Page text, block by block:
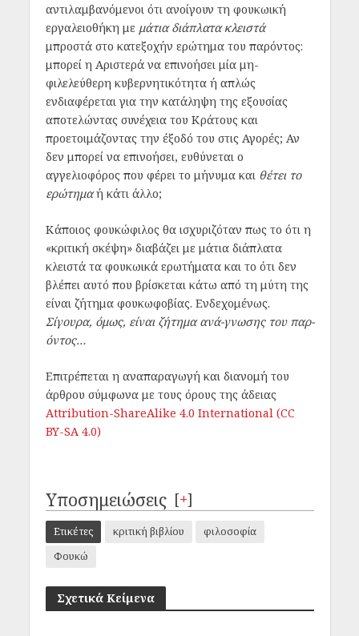
αντιλαμβανόμενοι ότι ανοίγουν τη φουκωική
εργαλειοθήκη με μάτια διάπλατα κλειστά
μπροστά στο κατεξοχήν ερώτημα του παρόντος:
μπορεί η Αριστερά να επινοήσει μία μη-
φιλελεύθερη κυβερνητικότητα ή απλώς
ενδιαφέρεται για την κατάληψη της εξουσίας
αποτελώντας συνέχεια του Κράτους και
προετοιμάζοντας την έξοδό του στις Αγορές; Αν
δεν μπορεί να επινοήσει, ευθύνεται ο
αγγελιοφόρος που φέρει το μήνυμα και θέτει το
ερώτημαή κάτι άλλο;
Κάποιος φουκώφιλος θα ισχυριζόταν πως το ότι η
«κριτική σκέψη» διαβάζει με μάτια διάπλατα
κλειστά τα φουκωικά ερωτήματα και το ότι δεν
βλέπει αυτό που βρίσκεται κάτω από τη μύτη της
είναι ζήτημα φουκωφοβίας. Ενδεχομένως.
Σίγουρα, όμως, είναι ζήτημα ανά-γνωσης του παρ-
όντος…
Επιτρέπεται η αναπαραγωγή και διανομή του
άρθρου σύμφωνα με τους όρους της άδειας
Attribution-ShareAlike 4.0 International (CC
BY-SA 4.0)
Υποσημειώσεις [+]
Ετικέτες κριτική βιβλίου
φιλοσοφία
Φουκώ
Σχετικά Κείμενα